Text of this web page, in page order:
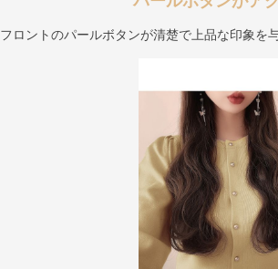
フロントのパールボタンが清楚で上品な印象を